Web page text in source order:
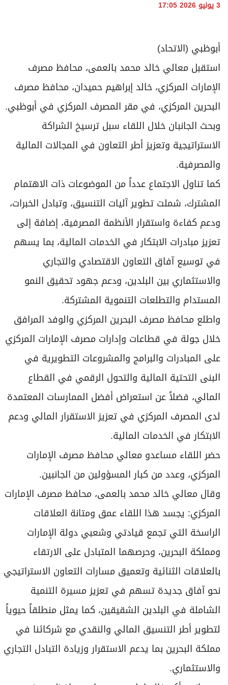
مواقيت الصلاة
الأحوال الجوية
3 يونيو 2026 17:05
أبوظبي (الاتحاد)
استقبل معالي خالد محمد بالعمى، محافظ مصرف
الإمارات المركزي، خالد إبراهيم حميدان، محافظ مصرف
البحرين المركزي، في مقر المصرف المركزي في أبوظبي.
وبحث الجانبان خلال اللقاء سبل ترسيخ الشراكة
الاستراتيجية وتعزيز أطر التعاون في المجالات المالية
والمصرفية.
كما تناول الاجتماع عدداً من الموضوعات ذات الاهتمام
المشترك، شملت تطوير آليات التنسيق، وتبادل الخبرات،
ودعم كفاءة واستقرار الأنظمة المصرفية، إضافة إلى
تعزيز مبادرات الابتكار في الخدمات المالية، بما يسهم
في توسيع آفاق التعاون الاقتصادي والتجاري
والاستثماري بين البلدين، ودعم جهود تحقيق النمو
المستدام والتطلعات التنموية المشتركة.
واطلع محافظ مصرف البحرين المركزي والوفد المرافق
خلال جولة في قطاعات وإدارات مصرف الإمارات المركزي
على المبادرات والبرامج والمشروعات التطويرية في
البنى التحتية المالية والتحول الرقمي في القطاع
المالي، فضلاً عن استعراض أفضل الممارسات المعتمدة
لدى المصرف المركزي في تعزيز الاستقرار المالي ودعم
الابتكار في الخدمات المالية.
حضر اللقاء مساعدو معالي محافظ مصرف الإمارات
المركزي، وعدد من كبار المسؤولين من الجانبين.
وقال معالي خالد محمد بالعمى، محافظ مصرف الإمارات
المركزي: يجسد هذا اللقاء عمق ومتانة العلاقات
الراسخة التي تجمع قيادتي وشعبي دولة الإمارات
ومملكة البحرين، وحرصهما المتبادل على الارتقاء
بالعلاقات الثنائية وتعميق مسارات التعاون الاستراتيجي
نحو آفاق جديدة تسهم في تعزيز مسيرة التنمية
الشاملة في البلدين الشقيقين، كما يمثل منطلقاً حيوياً
لتطوير أطر التنسيق المالي والنقدي مع شركائنا في
مملكة البحرين بما يدعم الاستقرار وزيادة التبادل التجاري
والاستثماري.